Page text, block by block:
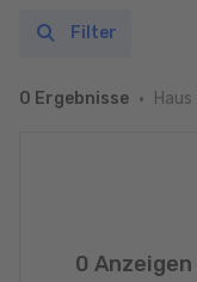
0 Ergebnisse
Filter
0